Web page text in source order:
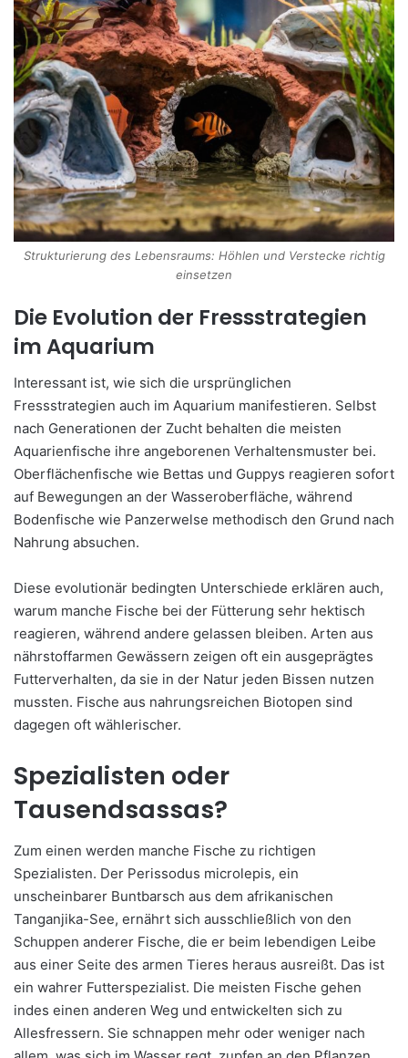
Strukturierung des Lebensraums: Höhlen und Verstecke richtig
einsetzen
Die Evolution der Fressstrategien
im Aquarium
Interessant ist, wie sich die ursprünglichen
Fressstrategien auch im Aquarium manifestieren. Selbst
nach Generationen der Zucht behalten die meisten
Aquarienfische ihre angeborenen Verhaltensmuster bei.
Oberflächenfische wie Bettas und Guppys reagieren sofort
auf Bewegungen an der Wasseroberfläche, während
Bodenfische wie Panzerwelse methodisch den Grund nach
Nahrung absuchen.
Diese evolutionär bedingten Unterschiede erklären auch,
warum manche Fische bei der Fütterung sehr hektisch
reagieren, während andere gelassen bleiben. Arten aus
nährstoffarmen Gewässern zeigen oft ein ausgeprägtes
Futterverhalten, da sie in der Natur jeden Bissen nutzen
mussten. Fische aus nahrungsreichen Biotopen sind
dagegen oft wählerischer.
Spezialisten oder
Tausendsassas?
Zum einen werden manche Fische zu richtigen
Spezialisten. Der Perissodus microlepis, ein
unscheinbarer Buntbarsch aus dem afrikanischen
Tanganjika-See, ernährt sich ausschließlich von den
Schuppen anderer Fische, die er beim lebendigen Leibe
aus einer Seite des armen Tieres heraus ausreißt. Das ist
ein wahrer Futterspezialist. Die meisten Fische gehen
indes einen anderen Weg und entwickelten sich zu
Allesfressern. Sie schnappen mehr oder weniger nach